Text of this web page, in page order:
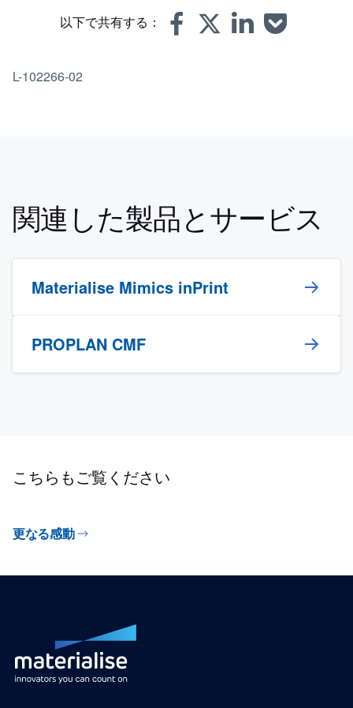
以下で共有する：
L-102266-02
関連した製品とサービス
Materialise Mimics inPrint
PROPLAN CMF
こちらもご覧ください
更なる感動